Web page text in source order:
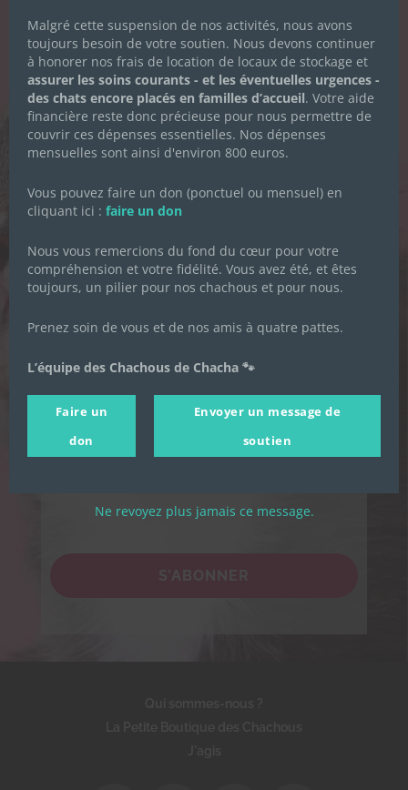
LA NEWSLETTER
DES CHACHOUS
Inscrivez-vous pour recevoir toute
l'actualité de l'association.
*
Nom de famille*
Adresse email
Je souhaite m'inscrire à la newsletter des
Chachous.
En cochant cette case, j'accepte de recevoir par email les
actualités de l'association et j'accepte la Politique de
Malgré cette suspension de nos activités, nous avons
toujours besoin de votre soutien. Nous devons continuer
à honorer nos frais de location de locaux de stockage et
assurer les soins courants - et les éventuelles urgences -
des chats encore placés en familles d’accueil. Votre aide
financière reste donc précieuse pour nous permettre de
couvrir ces dépenses essentielles. Nos dépenses
mensuelles sont ainsi d'environ 800 euros.
Vous pouvez faire un don (ponctuel ou mensuel) en
cliquant ici : faire un don
Nous vous remercions du fond du cœur pour votre
compréhension et votre fidélité. Vous avez été, et êtes
toujours, un pilier pour nos chachous et pour nous.
Prenez soin de vous et de nos amis à quatre pattes.
L’équipe des Chachous de Chacha 🐾
Faire un
don
Envoyer un message de
soutien
Ne revoyez plus jamais ce message.